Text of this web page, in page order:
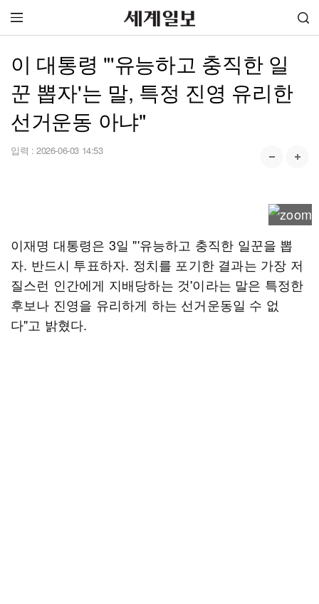
이 대통령 "'유능하고 충직한 일
꾼 뽑자'는 말, 특정 진영 유리한
선거운동 아냐"
입력 : 2026-06-03 14:53
이재명 대통령은 3일 "'유능하고 충직한 일꾼을 뽑
자. 반드시 투표하자. 정치를 포기한 결과는 가장 저
질스런 인간에게 지배당하는 것'이라는 말은 특정한
후보나 진영을 유리하게 하는 선거운동일 수 없
다"고 밝혔다.